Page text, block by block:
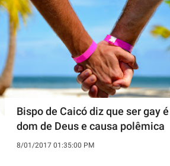
Bispo de Caicó diz que ser gay é
dom de Deus e causa polêmica
8/01/2017 01:35:00 PM